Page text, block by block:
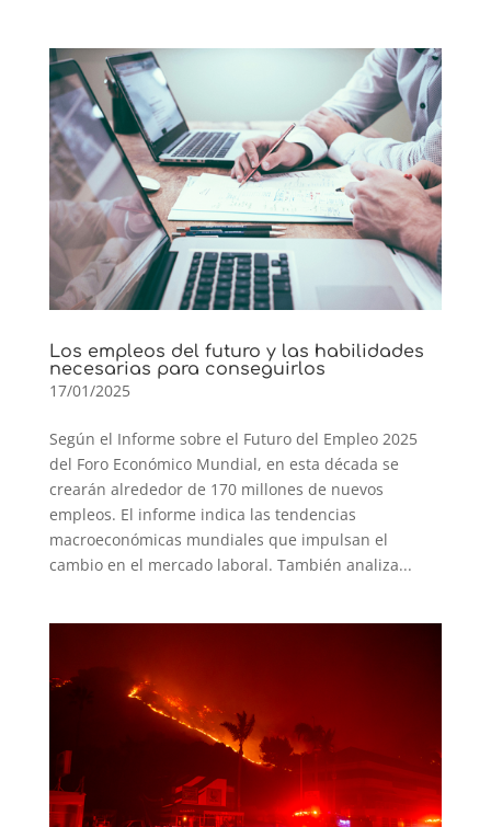
Los empleos del futuro y las habilidades
necesarias para conseguirlos
17/01/2025
Según el Informe sobre el Futuro del Empleo 2025
del Foro Económico Mundial, en esta década se
crearán alrededor de 170 millones de nuevos
empleos. El informe indica las tendencias
macroeconómicas mundiales que impulsan el
cambio en el mercado laboral. También analiza...